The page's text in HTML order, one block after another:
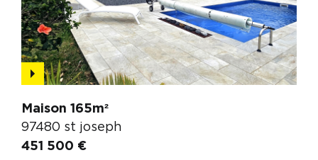
Maison 165m²
97480 st joseph
451 500 €